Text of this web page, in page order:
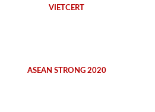
VIETCERT
ASEAN STRONG 2020